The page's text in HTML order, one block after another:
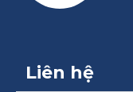
Liên hệ